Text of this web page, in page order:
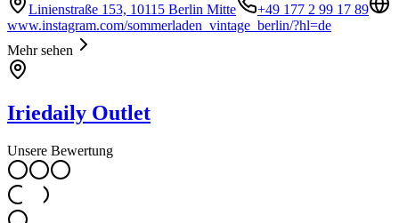
Linienstraße 153, 10115 Berlin Mitte
+49 177 2 99 17 89
www.instagram.com/sommerladen_vintage_berlin/?hl=de
Mehr sehen
Iriedaily Outlet
Unsere Bewertung